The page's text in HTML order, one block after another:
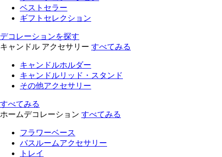
ベストセラー
ギフトセレクション
デコレーションを探す
キャンドル アクセサリー すべてみる
キャンドルホルダー
キャンドルリッド・スタンド
その他アクセサリー
すべてみる
ホームデコレーション すべてみる
フラワーベース
バスルームアクセサリー
トレイ